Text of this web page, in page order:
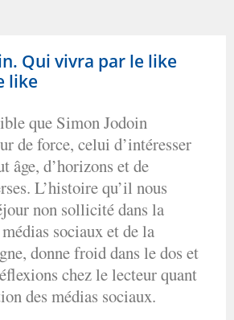
Qui vivra par le like
like
que Simon Jodoin
de force, celui d’intéresser
âge, d’horizons et de
L’histoire qu’il nous
non sollicité dans la
sociaux et de la
donne froid dans le dos et
chez le lecteur quant
des médias sociaux.